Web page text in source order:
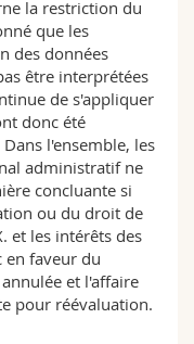
la restriction du
que les
des données
être interprétées
de s'appliquer
donc été
l'ensemble, les
administratif ne
concluante si
ou du droit de
et les intérêts des
en faveur du
et l'affaire
pour réévaluation.